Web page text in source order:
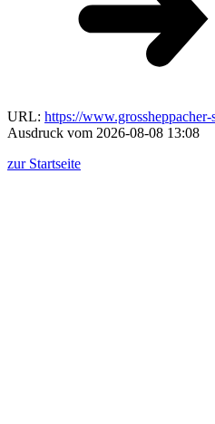
URL: https://
Ausdruck vom 2026-08-08 13:08
zur Startseite